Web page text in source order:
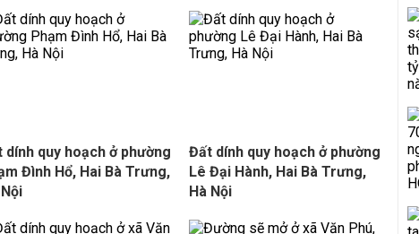
dính quy hoạch ở phường
Đình Hổ, Hai Bà Trưng,
Đất dính quy hoạch ở phường
Lê Đại Hành, Hai Bà Trưng,
Hà Nội